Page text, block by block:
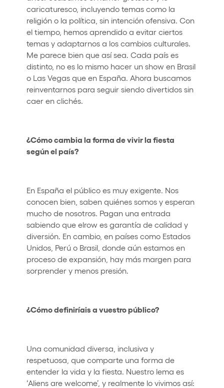
caricaturesco, incluyendo temas como la
religión o la política, sin intención ofensiva. Con
el tiempo, hemos aprendido a evitar ciertos
temas y adaptarnos a los cambios culturales.
Me parece bien que así sea. Cada país es
distinto, no es lo mismo hacer un show en Brasil
o Las Vegas que en España. Ahora buscamos
reinventarnos para seguir siendo divertidos sin
caer en clichés.
¿Cómo cambia la forma de vivir la fiesta
según el país?
En España el público es muy exigente. Nos
conocen bien, saben quiénes somos y esperan
mucho de nosotros. Pagan una entrada
sabiendo que elrow es garantía de calidad y
diversión. En cambio, en países como Estados
Unidos, Perú o Brasil, donde aún estamos en
proceso de expansión, hay más margen para
sorprender y menos presión.
¿Cómo definiríais a vuestro público?
Una comunidad diversa, inclusiva y
respetuosa, que comparte una forma de
entender la vida y la fiesta. Nuestro lema es
‘Aliens are welcome’, y realmente lo vivimos así: